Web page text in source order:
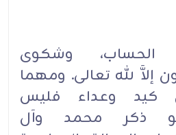
الحساب، وشكوى
إلاَّ لله تعالى. ومهما
كيد وعداء فليس
ذكر محمد وآل